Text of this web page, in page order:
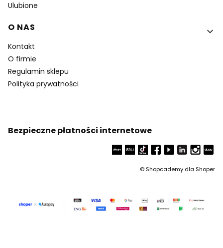
Ulubione
O NAS
Kontakt
O firmie
Regulamin sklepu
Polityka prywatności
Bezpieczne płatności internetowe
© Shopcademy dla Shoper